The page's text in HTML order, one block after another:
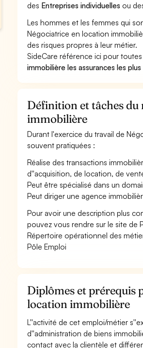
des Entreprises individuelles ou
Les hommes et les femmes qui
Négociatrice en location
des risques propres à leur métier.
SideCare référence ici pour
immobilière les assurances les
Définition et tâches
immobilière
Durant l'exercice du travail de
souvent pratiquées :
Réalise des transactions
d''acquisition, de location, de
Peut être spécialisé dans un
Peut diriger une agence
Pour avoir une description plus
pouvez vous rendre sur le site de
Répertoire opérationnel des
Pôle Emploi
Diplômes et prérequis
location immobilière
L''activité de cet emploi/métier
d''administration de biens
contact avec la clientèle et